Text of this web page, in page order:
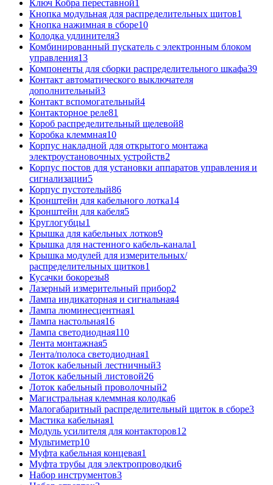
Ключ Кобра переставной1
Кнопка модульная для распределительных щитов1
Кнопка нажимная в сборе10
Колодка удлинителя3
Комбинированный пускатель с электронным блоком
управления13
Компоненты для сборки распределительного шкафа39
Контакт автоматического выключателя
дополнительный3
Контакт вспомогательный4
Контакторное реле81
Короб распределительный щелевой8
Коробка клеммная10
Корпус накладной для открытого монтажа
электроустановочных устройств2
Корпус постов для установки аппаратов управления и
сигнализации5
Корпус пустотелый86
Кронштейн для кабельного лотка14
Кронштейн для кабеля5
Круглогубцы1
Крышка для кабельных лотков9
Крышка для настенного кабель-канала1
Крышка модулей для измерительных/
распределительных щитков1
Кусачки бокорезы8
Лазерный измерительный прибор2
Лампа индикаторная и сигнальная4
Лампа люминесцентная1
Лампа настольная16
Лампа светодиодная110
Лента монтажная5
Лента/полоса светодиодная1
Лоток кабельный лестничный3
Лоток кабельный листовой26
Лоток кабельный проволочный2
Магистральная клеммная колодка6
Малогабаритный распределительный щиток в сборе3
Мастика кабельная1
Модуль усилителя для контакторов12
Мультиметр10
Муфта кабельная концевая1
Муфта трубы для электропроводки6
Набор инструментов3